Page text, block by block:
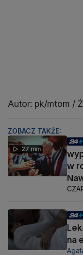
Autor: pk/mtom /
ZOBACZ TAKŻE:
27 min
w
na